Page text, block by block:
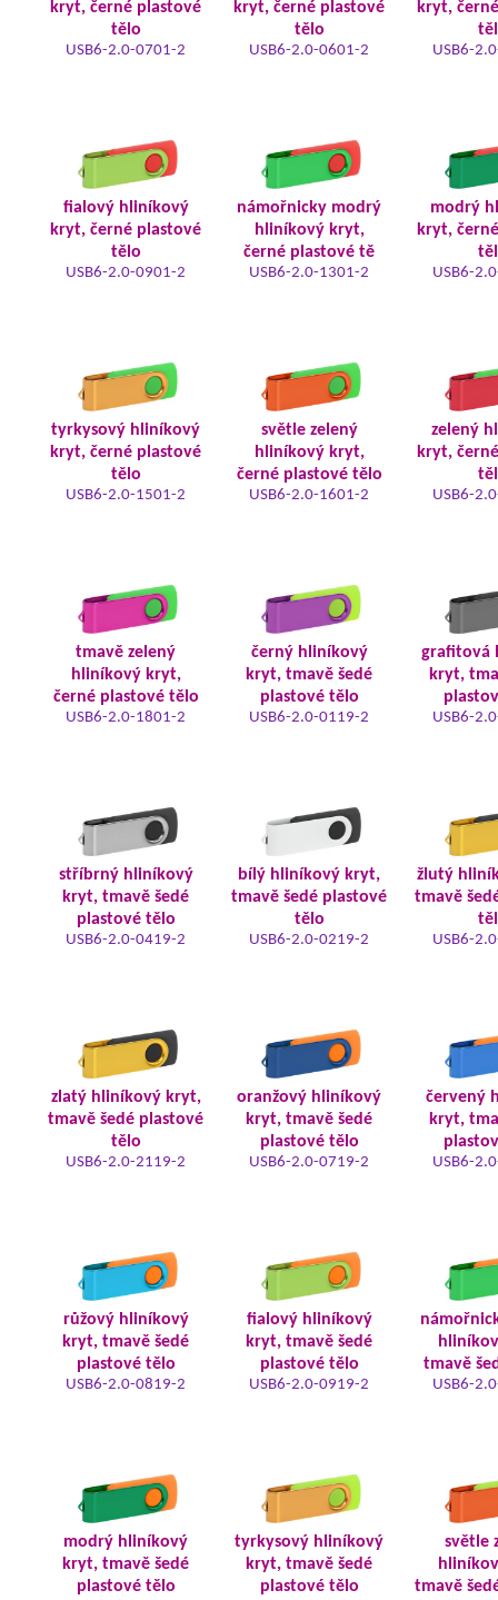
kryt, černé plastové
tělo
USB6-2.0-0701-2
kryt, černé plastové
tělo
USB6-2.0-0601-2
kryt,
USB6-
fialový hliníkový
kryt, černé plastové
tělo
USB6-2.0-0901-2
námořnicky modrý
hliníkový kryt,
černé plastové tě
USB6-2.0-1301-2
modrý
kryt,
USB6-
tyrkysový hliníkový
kryt, černé plastové
tělo
USB6-2.0-1501-2
světle zelený
hliníkový kryt,
černé plastové tělo
USB6-2.0-1601-2
zelený
kryt,
USB6-
tmavě zelený
hliníkový kryt,
černé plastové tělo
USB6-2.0-1801-2
černý hliníkový
kryt, tmavě šedé
plastové tělo
USB6-2.0-0119-2
grafitová
kryt,
USB6-
stříbrný hliníkový
kryt, tmavě šedé
plastové tělo
USB6-2.0-0419-2
bílý hliníkový kryt,
tmavě šedé plastové
tělo
USB6-2.0-0219-2
žlutý
tmavě
USB6-
zlatý hliníkový kryt,
tmavě šedé plastové
tělo
USB6-2.0-2119-2
oranžový hliníkový
kryt, tmavě šedé
plastové tělo
USB6-2.0-0719-2
červený
kryt,
USB6-
růžový hliníkový
kryt, tmavě šedé
plastové tělo
USB6-2.0-0819-2
fialový hliníkový
kryt, tmavě šedé
plastové tělo
USB6-2.0-0919-2
tmavě
USB6-
modrý hliníkový
kryt, tmavě šedé
plastové tělo
tyrkysový hliníkový
kryt, tmavě šedé
plastové tělo
světle
tmavě